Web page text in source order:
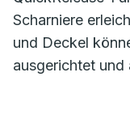
Scharniere
und Deckel
ausgerichtet